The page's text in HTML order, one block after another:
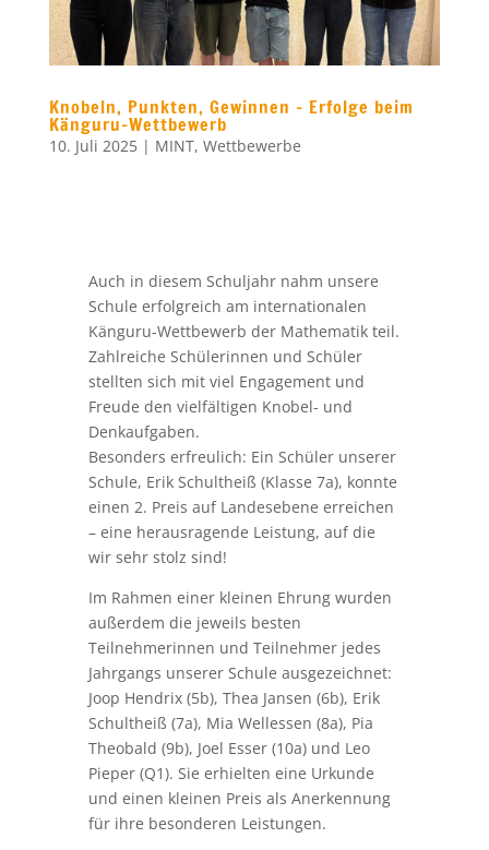
10. Juli 2025|MINT, Wettbewerbe
Auch in diesem Schuljahr nahm unsere
Schule erfolgreich am internationalen
Zahlreiche Schülerinnen und Schüler
Freude den vielfältigen Knobel- und
Besonders erfreulich: Ein Schüler unserer
Schule, Erik Schultheiß (Klasse 7a), konnte
einen 2. Preis auf Landesebene erreichen
– eine herausragende Leistung, auf die
wir sehr stolz sind!
Im Rahmen einer kleinen Ehrung wurden
außerdem die jeweils besten
Teilnehmerinnen und Teilnehmer jedes
Jahrgangs unserer Schule ausgezeichnet:
Joop Hendrix (5b), Thea Jansen (6b), Erik